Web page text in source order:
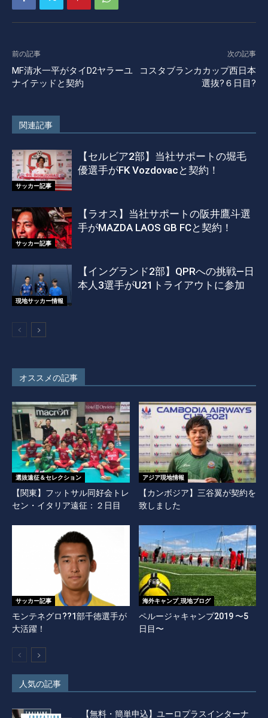
前の記事
MF清水一平がタイD2ヤラーユ
ナイテッドと契約
次の記事
コスタブランカカップ西日本
選抜?６日目?
関連記事
サッカー記事
【セルビア2部】当社サポートの堀毛
優選手がFK Vozdovacと契約！
サッカー記事
【ラオス】当社サポートの阪井鷹斗選
手がMAZDA LAOS GB FCと契約！
現地サッカー情報
【イングランド2部】QPRへの挑戦―日
本人3選手がU21トライアウトに参加
オススメの記事
選抜遠征＆セレクション
【関東】フットサル同好会トレ
セン・イタリア遠征：２日目
アジア現地情報
【カンボジア】三谷翼が契約を
致しました
サッカー記事
モンテネグロ??1部千徳選手が
大活躍！
海外キャンプ_現地ブログ
ペルージャキャンプ2019 〜5
日目〜
人気の記事
【無料・簡単申込】ユーロプラスインターナ